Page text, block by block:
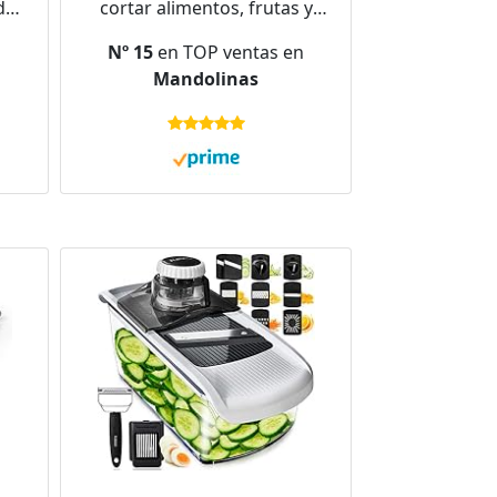
cortar alimentos, frutas y
Grado profesional para corte
juliana. Con guantes a prueba
de corte
Nº 15 en TOP ventas en
Mandolinas